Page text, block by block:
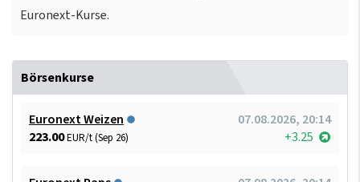
Euronext-Kurse.
Börsenkurse
Euronext Weizen
07.08.2026, 20:14
223.00EUR/t (Sep 26) +3.25